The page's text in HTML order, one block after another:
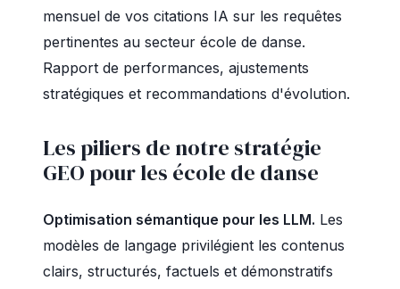
mensuel de vos citations IA sur les requêtes
pertinentes au secteur école de danse.
Rapport de performances, ajustements
stratégiques et recommandations d'évolution.
Les piliers de notre stratégie
GEO pour les école de danse
Optimisation sémantique pour les LLM. Les
modèles de langage privilégient les contenus
clairs, structurés, factuels et démonstratifs